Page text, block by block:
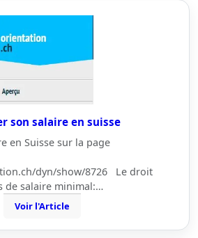
son salaire en suisse
en Suisse sur la page
dyn/show/8726 Le droit
de salaire minimal:…
Voir l'Article